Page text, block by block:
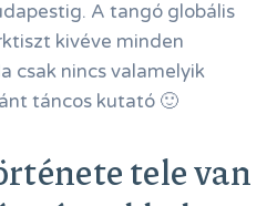
A tangó globális
kivéve minden
csak nincs valamelyik
táncos kutató 🙂
tele van